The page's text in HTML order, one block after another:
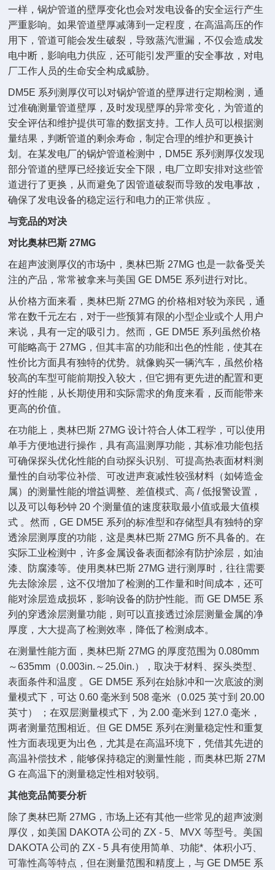
一样，锅炉管道的壁厚变化也会对发电设备的安全运行产生
严重影响。如果管道壁厚减薄到一定程度，在高温高压的作
用下，管道可能会发生破裂，导致蒸汽泄漏，不仅会造成发
电中断，影响电力供应，还可能引发严重的安全事故，对电
厂工作人员的生命安全构成威胁。
DM5E 系列测厚仪可以对锅炉管道的壁厚进行定期检测，通
过准确测量管道壁厚，及时发现壁厚的异常变化，为管道的
安全评估和维护提供可靠的数据支持。工作人员可以根据测
量结果，判断管道的剩余寿命，制定合理的维护和更换计
划。在某发电厂的锅炉管道检测中，DM5E 系列测厚仪发现
部分管道的壁厚已经接近安全下限，电厂立即安排对这些管
道进行了更换，从而避免了因管道破裂而导致的发电事故，
确保了发电设备的稳定运行和电力的正常供应 。
与竞品的对决
对比奥林巴斯 27MG
在超声波测厚仪的市场中，奥林巴斯 27MG 也是一款备受关
注的产品，常常被拿来与美国 GE DM5E 系列进行对比。
从价格方面来看，奥林巴斯 27MG 的价格相对较为亲民，通
常在数千元左右，对于一些预算有限的小型企业或个人用户
来说，具有一定的吸引力。然而，GE DM5E 系列虽然价格
可能略高于 27MG，但其丰富的功能和出色的性能，使其在
性价比方面具有独特的优势。就像购买一辆汽车，虽然价格
较高的车型可能前期投入较大，但它拥有更先进的配置和更
好的性能，从长期使用和实际需求的角度来看，反而能带来
更高的价值。
在功能上，奥林巴斯 27MG 设计符合人体工程学，可以使用
单手方便地进行操作，具有高温测厚功能，其标准功能包括
可确保探头优化性能的自动探头识别、可提高热表面材料测
量性的自动零位补偿、可改进声衰减性较强材料（如铸造金
属）的测量性能的增益调整、差值模式、高 / 低报警设置，
以及可以每秒钟 20 个测量值的速度获取最小值或最大值模
式 。然而，GE DM5E 系列的标准型和存储型具有独特的穿
透涂层测厚度的功能，这是奥林巴斯 27MG 所不具备的。在
实际工业检测中，许多金属设备表面都涂有防护涂层，如油
漆、防腐漆等。使用奥林巴斯 27MG 进行测厚时，往往需要
先去除涂层，这不仅增加了检测的工作量和时间成本，还可
能对涂层造成损坏，影响设备的防护性能。而 GE DM5E 系
列的穿透涂层测量功能，则可以直接透过涂层测量金属的净
厚度，大大提高了检测效率，降低了检测成本。
在测量性能方面，奥林巴斯 27MG 的厚度范围为 0.080mm
～635mm（0.003in.～25.0in.），取决于材料、探头类型、
表面条件和温度 。GE DM5E 系列在始脉冲和一次底波的测
量模式下，可达 0.60 毫米到 508 毫米（0.025 英寸到 20.00
英寸） ；在双层测量模式下，为 2.00 毫米到 127.0 毫米，
两者测量范围相近。但 GE DM5E 系列在测量稳定性和重复
性方面表现更为出色，尤其是在高温环境下，凭借其先进的
高温补偿技术，能够保持稳定的测量性能，而奥林巴斯 27M
G 在高温下的测量稳定性相对较弱。
其他竞品简要分析
除了奥林巴斯 27MG，市场上还有其他一些常见的超声波测
厚仪，如美国 DAKOTA 公司的 ZX - 5、MVX 等型号。美国
DAKOTA 公司的 ZX - 5 具有使用简单、功能*、体积小巧、
可靠性高等特点，但在测量范围和精度上，与 GE DM5E 系